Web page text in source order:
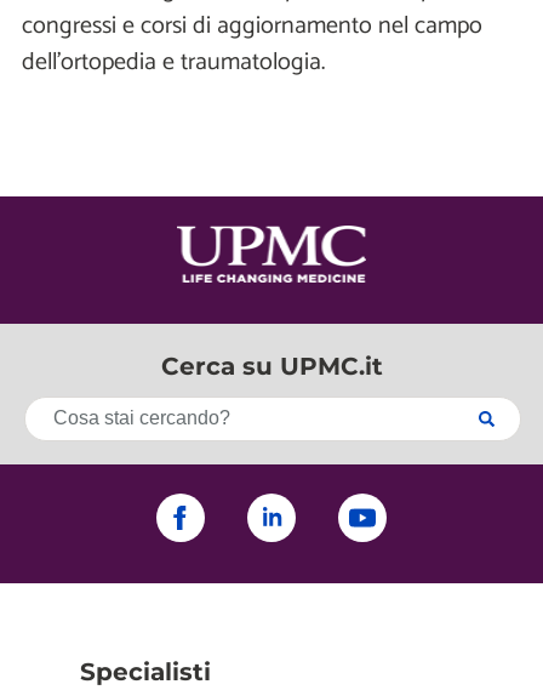
congressi e corsi di aggiornamento nel campo
dell'ortopedia e traumatologia.
Cerca su UPMC.it
Specialisti